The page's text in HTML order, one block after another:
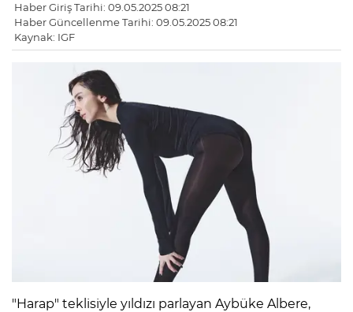
Haber Giriş Tarihi: 09.05.2025 08:21
Haber Güncellenme Tarihi: 09.05.2025 08:21
Kaynak: IGF
"Harap" teklisiyle yıldızı parlayan Aybüke Albere,